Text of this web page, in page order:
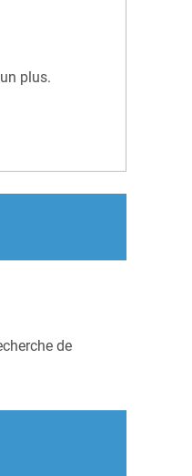
plus.
de